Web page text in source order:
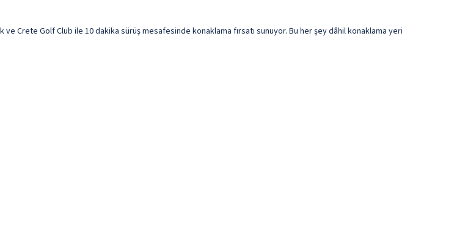
Crete Golf Club ile 10 dakika sürüş mesafesinde konaklama fırsatı sunuyor. Bu her şey dâhil konaklama yeri